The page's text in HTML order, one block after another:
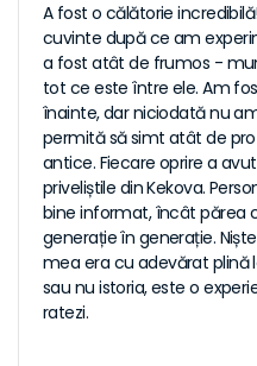
A fost o călătorie
cuvinte după ce am
a fost atât de frumos -
tot ce este între ele. Am
înainte, dar niciodată nu
permită să simt atât de
antice. Fiecare oprire a
priveliștile din Kekova.
bine informat, încât părea
generație în generație.
mea era cu adevărat plină
sau nu istoria, este o
ratezi.